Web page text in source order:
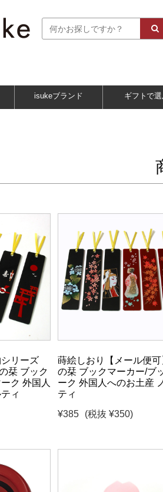
isukeブランド ギフトで
リーズ
栞 ブック
ク 外国人
ィ
蒔絵しおり【メール便
の栞 ブックマーカー/ブ
ーク 外国人へのお土産
ティ
¥385
(税抜 ¥350)